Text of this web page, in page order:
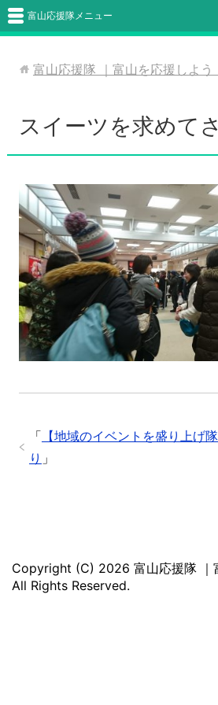
富山応援隊メニュー
富山応援隊 ｜富山を応援しよう
スイーツを求めて
「 【地域のイベントを盛り上げ
り 」
Copyright (C) 2026 富山応援隊 ｜
All Rights Reserved.